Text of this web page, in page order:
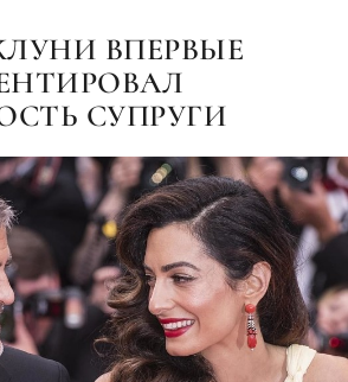
ВПЕРВЫЕ
СУПРУГИ